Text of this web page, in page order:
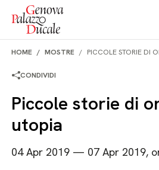
Salta al contenuto
HOME MOSTRE PICCOLE STORIE DI
CONDIVIDI
Piccole storie di
utopia
04 Apr 2019 — 07 Apr 2019,